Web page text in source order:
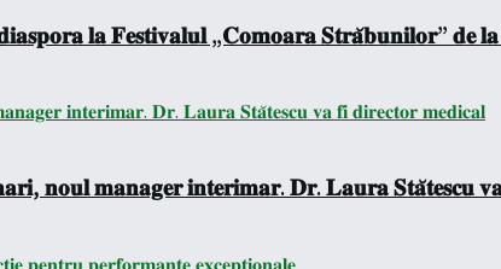
𝐥𝐚 𝐅𝐞𝐬𝐭𝐢𝐯𝐚𝐥𝐮𝐥 „𝐂𝐨𝐦𝐨𝐚𝐫𝐚 𝐒𝐭𝐫𝐚̆𝐛𝐮𝐧𝐢𝐥𝐨𝐫” 𝐝𝐞
𝐧𝐨𝐮𝐥 𝐦𝐚𝐧𝐚𝐠𝐞𝐫 𝐢𝐧𝐭𝐞𝐫𝐢𝐦𝐚𝐫. 𝐃𝐫. 𝐋𝐚𝐮𝐫𝐚 𝐒𝐭𝐚̆𝐭𝐞𝐬𝐜𝐮 𝐯𝐚